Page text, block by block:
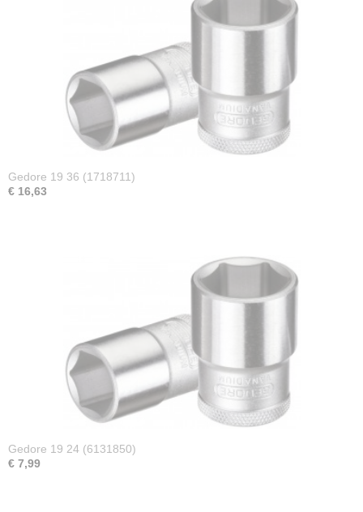
Gedore 19 36 (1718711)
€ 16,63
Gedore 19 24 (6131850)
€ 7,99